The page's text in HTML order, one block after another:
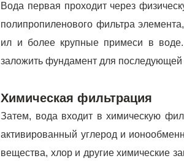
Вода первая проходит через
полипропиленового фильтра
ил и более крупные примеси в
заложить фундамент для последующей
Химическая фильтрация
Затем, вода входит в химическую
активированный углерод и
вещества, хлор и другие химические